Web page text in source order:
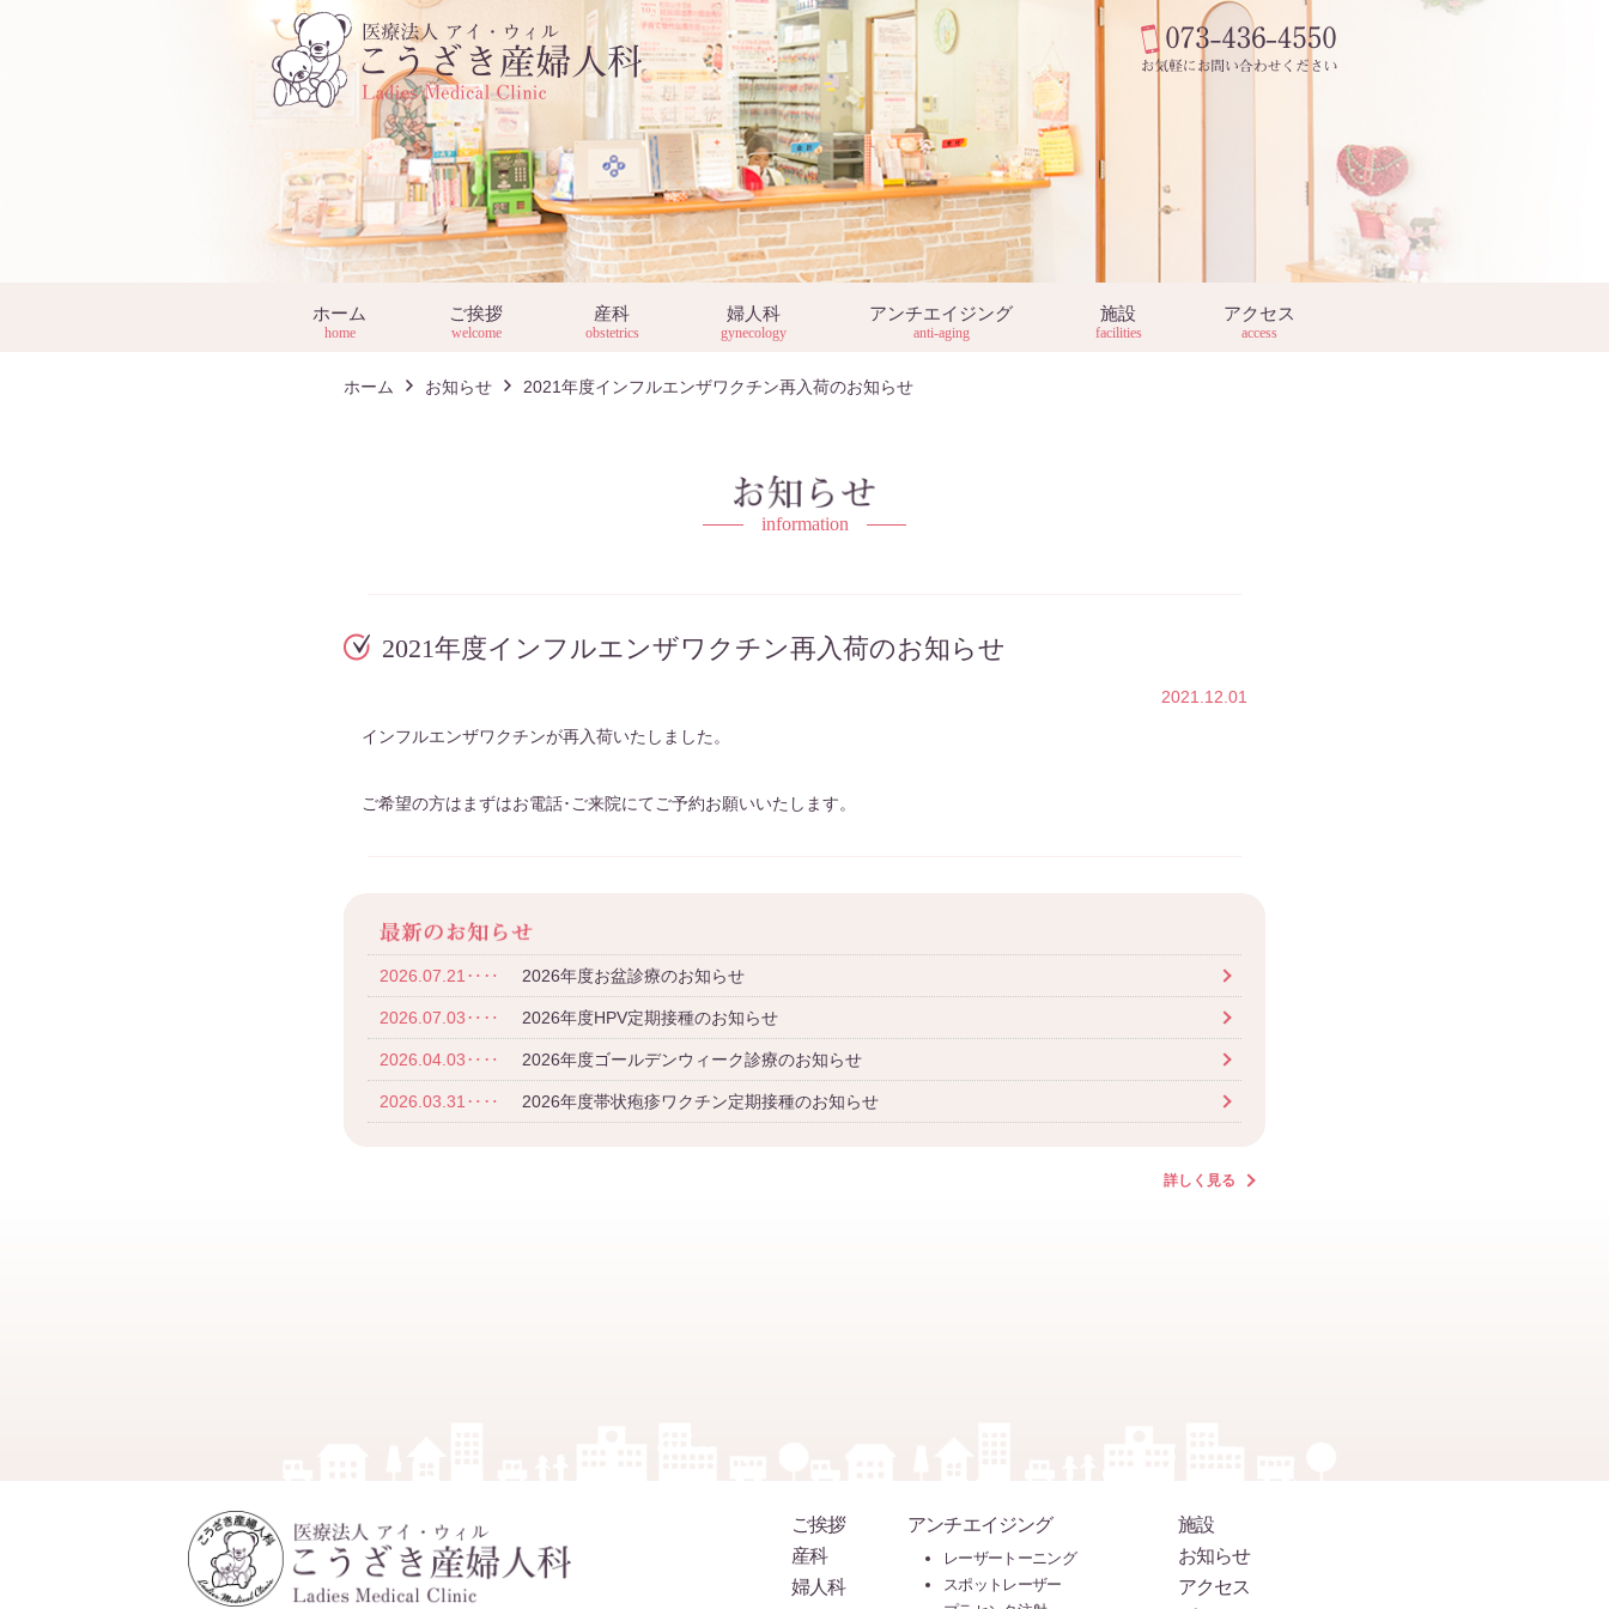
ホーム
home
ご挨拶
welcome
産科
obstetrics
婦人科
gynecology
アンチエイジング
anti-aging
施設
facilities
アクセス
access
ホーム お知らせ 2021年度インフルエンザワクチン再入荷のお知らせ
information
2021年度インフルエンザワクチン再入荷のお知らせ
2021.12.01
インフルエンザワクチンが再入荷いたしました。
ご希望の方はまずはお電話･ご来院にてご予約お願いいたします。
2026.07.21‥‥ 2026年度お盆診療のお知らせ
2026.07.03‥‥ 2026年度HPV定期接種のお知らせ
2026.04.03‥‥ 2026年度ゴールデンウィーク診療のお知らせ
2026.03.31‥‥ 2026年度帯状疱疹ワクチン定期接種のお知らせ
詳しく見る
ご挨拶
産科
婦人科
アンチエイジング
レーザートーニング
スポットレーザー
施設
お知らせ
アクセス